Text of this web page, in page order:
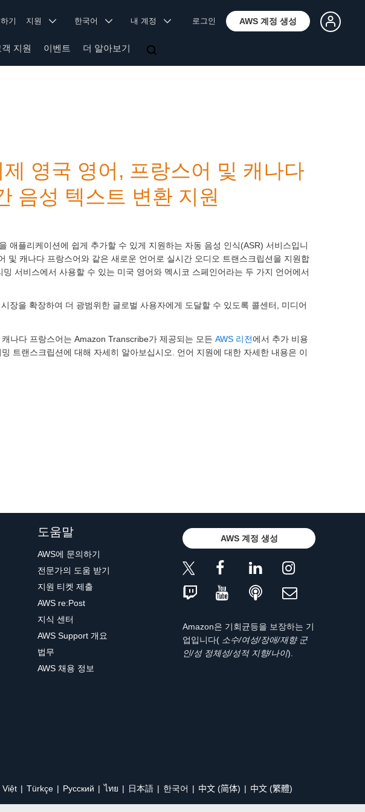
기 지원 한국어 내 계정 로그인 AWS 계정 생성
객 지원 이벤트 더 알아보기
영국 영어, 프랑스어 및 캐나다
음성 텍스트 변환 지원
애플리케이션에 쉽게 추가할 수 있게 지원하는 자동 음성 인식(ASR) 서비스입니
및 캐나다 프랑스어와 같은 새로운 언어로 실시간 오디오 트랜스크립션을 지원합
서비스에서 사용할 수 있는 미국 영어와 멕시코 스페인어라는 두 가지 언어에서
장을 확장하여 더 광범위한 글로벌 사용자에게 도달할 수 있도록 콜센터, 미디어
나다 프랑스어는 Amazon Transcribe가 제공되는 모든 AWS 리전에서 추가 비용
트랜스크립션에 대해 자세히 알아보십시오. 언어 지원에 대한 자세한 내용은 이
도움말
AWS에 문의하기
전문가의 도움 받기
지원 티켓 제출
AWS re:Post
지식 센터
AWS Support 개요
법무
AWS 채용 정보
AWS 계정 생성
Amazon은 기회균등을 보장하는 기
업입니다( 소수/여성/장애/재향 군
인/성 정체성/성적 지향/나이).
Việt Türkçe Ρусский ไทย 日本語 한국어 中文 (简体) 中文 (繁體)